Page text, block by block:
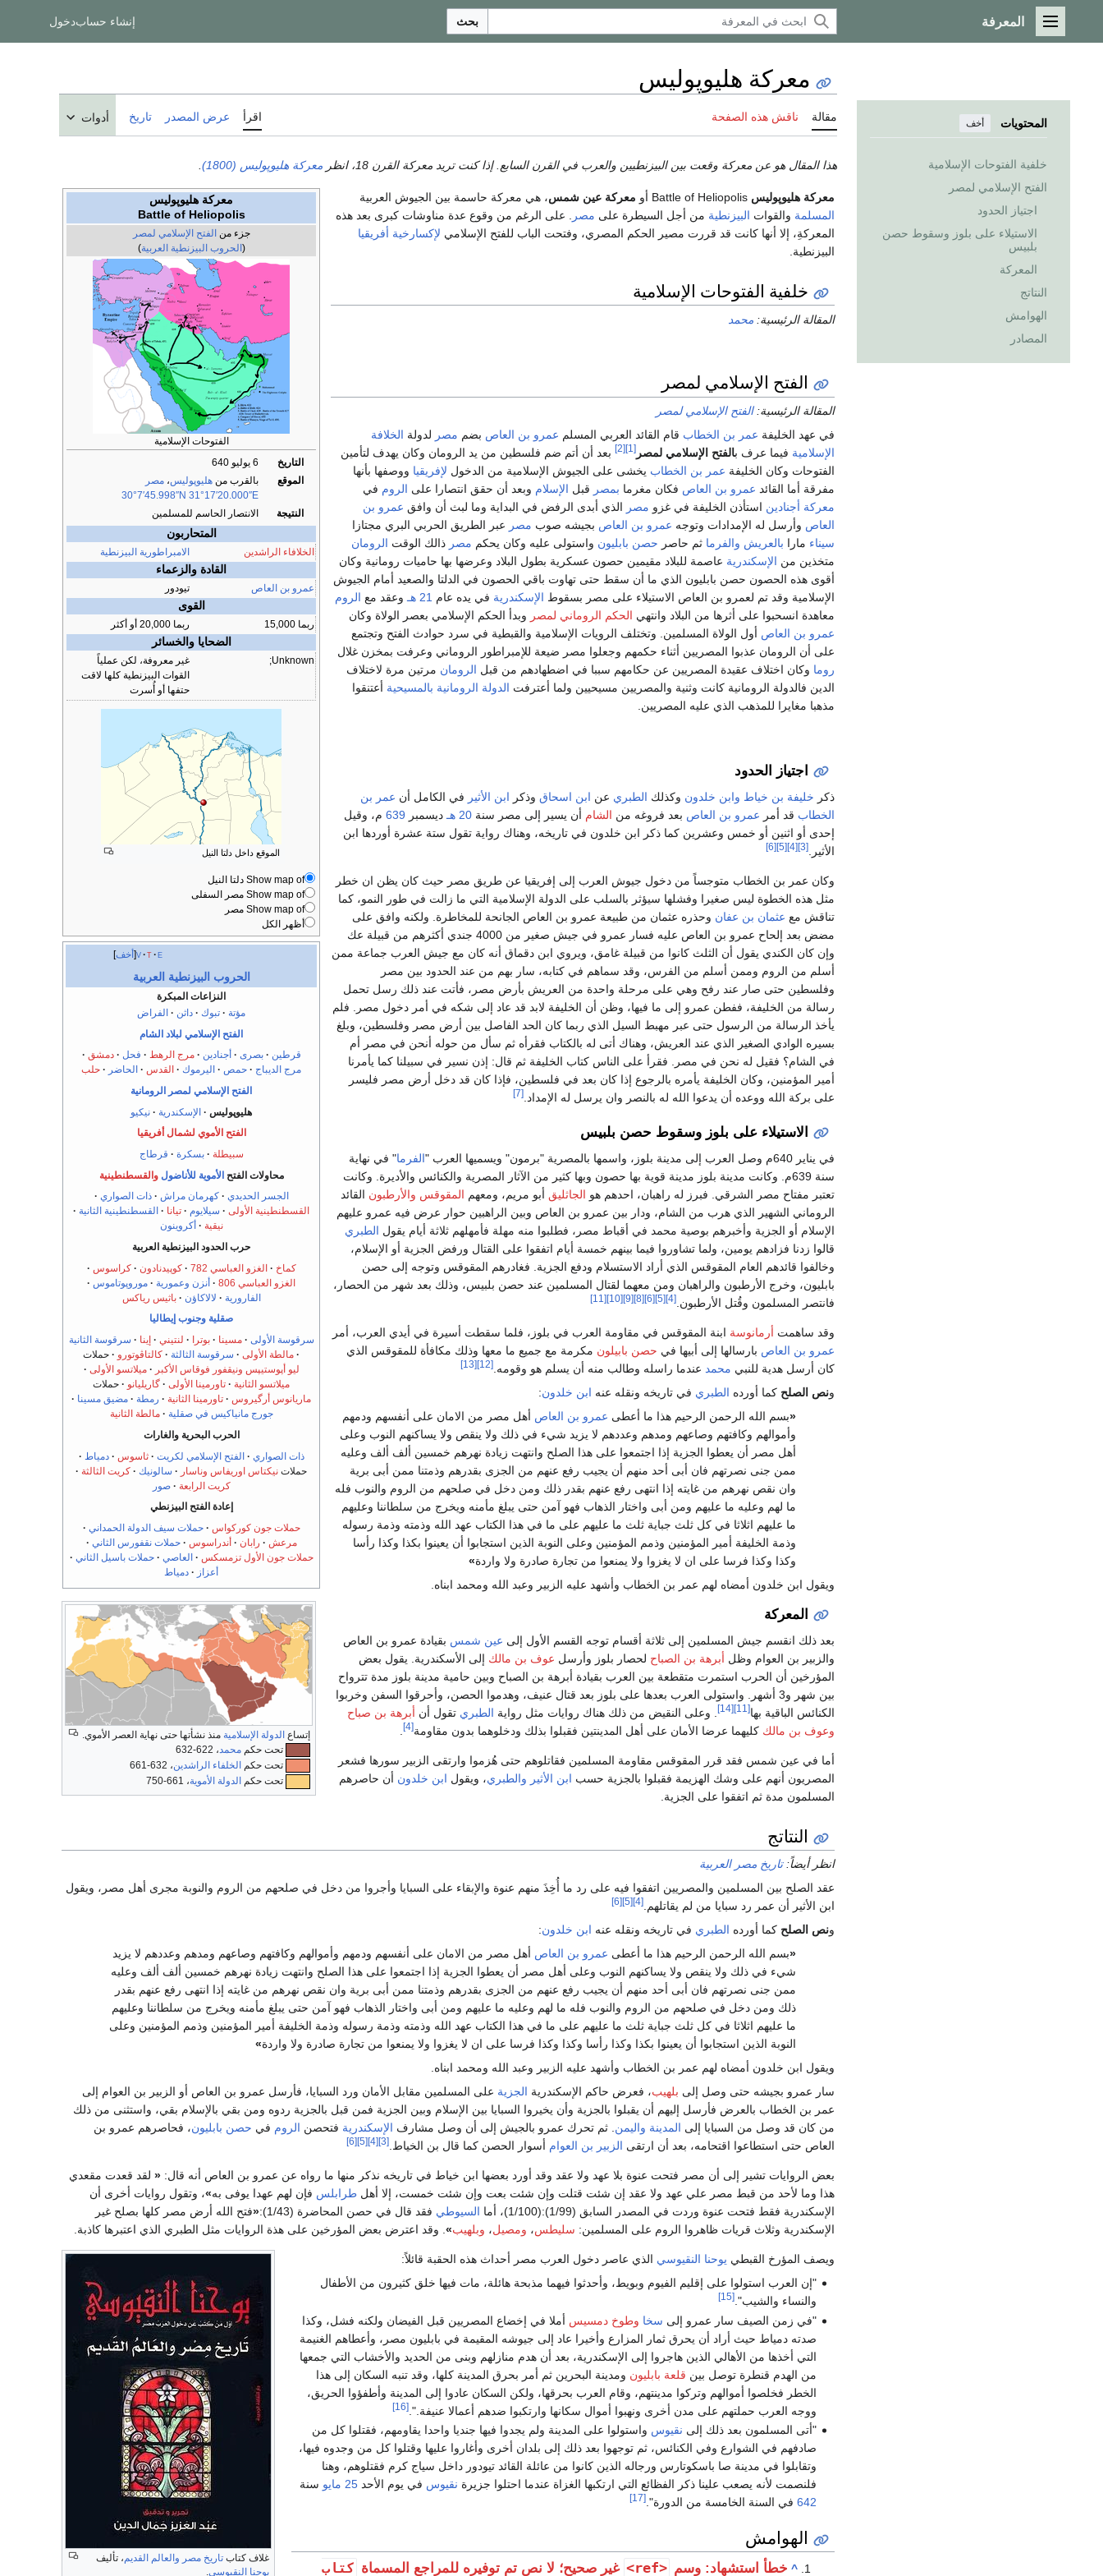
القائمة الرئيسية
المعرفة بحث إنشاء حسابدخول
المحتويات أخف
خلفية الفتوحات الإسلامية
الفتح الإسلامي لمصر
اجتياز الحدود
الاستيلاء على بلوز وسقوط حصن
بلبيس
المعركة
النتاتج
الهوامش
المصادر
معركة هليوپوليس
مقالة ناقش هذه الصفحة اقرأ عرض المصدر تاريخ أدوات
هذا المقال هو عن معركة وقعت بين البيزنطيين والعرب في القرن السابع. إذا كنت تريد معركة القرن 18، انظر معركة هليوپوليس (1800)
معركة هليوپوليس
Battle of Heliopolis
جزء من الفتح الإسلامي لمصر
( الحروب البيزنطية العربية)
الفتوحات الإسلامية
التاريخ
6 يوليو 640
الموقع
بالقرب من هليوپوليس، مصر
30°7′45.998″N 31°17′20.000″E
النتيجة
الانتصار الحاسم للمسلمين
المتحاربون
الخلافاء الراشدين الامبراطورية البيزنطية
القادة والزعماء
عمرو بن العاص تيودور
القوى
ربما 15,000 ربما 20,000 أو أكثر
الضحايا والخسائر
Unknown;
غير معروفة، لكن عملياً
القوات البيزنطية كلها لاقت
حتفها أو أُسرت
الموقع داخل دلتا النيل
Show map of دلتا النيل
Show map of مصر السفلى
Show map of مصر
أظهر الكل
أخف v t e
الحروب البيزنطية العربية
النزاعات المبكرة
مؤتة
تبوك داثن
الفراض
الفتح الإسلامي لبلاد الشام
قرطين
بصرى أجنادين مرج الرهط فحل
دمشق
مرج الديباج
حمص اليرموك القدس الحاضر
حلب
الفتح الإسلامي لمصر الرومانية
هليوپوليس
الإسكندرية
نيكيو
الفتح الأموي لشمال أفريقيا
سبيطلة
بسكرة
قرطاج
محاولات الفتحالأموية للأناضول والقسطنطينية
الجسر الحديدي
كهرمان مراش
ذات الصواري
القسطنطينية الأولى
سيلايوم تيانا
القسطنطينية الثانية
نيقية
أكروينون
حرب الحدود البيزنطية العربية
كماخ
الغزو العباسي 782 كوپيدنادون
كراسوس
الغزو العباسي 806
أنزن وعمورية
موروپوتاموس
الفارورية
لالاكاؤن
باثيس رياكس
صقلية وجنوب إيطاليا
سرقوسة الأولى
مسينا بوترا لنتيني إينا
سرقوسة الثانية
مالطة الأولى
سرقوسة الثالثة كالتاڤوتورو
حملات
ليو أپوستيپس ونيقفور فوقاس الأكبر
ميلاتسو الأولى
ميلاتسو الثانية
تاورمينا الأولى گاريليانو
حملات
ماريانوس أرگيروس
تاورمينا الثانية رمطة
مضيق مسينا
جورج مانياكيس في صقلية
مالطة الثانية
الحرب البحرية والغارات
ذات الصواري
الفتح الإسلامي لكريت ثاسوس
دمياط
حملات نيكتاس اوريفاس وناسار سالونيك
كريت الثالثة
كريت الرابعة
صور
إعادة الفتح البيزنطي
حملات جون كوركواس
حملات سيف الدولة الحمداني
مرعش
رابان أندراسوس
حملات نقفورس الثاني
حملات جون الأول تزمسكس
العاصي
حملات باسيل الثاني
أعزاز
دمياط
معركة هليوپوليس معركة عين شمس، هي معركة حاسمة بين الجيوش العربية
المسلمة والقوات البيزنطية من أجل السيطرة على مصر
. على الرغم من وقوع عدة مناوشات كبرى بعد هذه
المعركةِ، إلا أنها كانت قد قررت مصير الحكم المصري، وفتحت الباب للفتح الإسلامي لإكسارخية أفريقيا
البيزنطية.
خلفية الفتوحات الإسلامية
المقالة الرئيسية: محمد
الفتح الإسلامي لمصر
المقالة الرئيسية:الفتح الإسلامي لمصر
في عهد الخليفة عمر بن الخطاب قام القائد العربي المسلم عمرو بن العاص بضم مصر لدولة الخلافة
الإسلامية فيما عرف بالفتح الإسلامي لمصر [1]
[2]
بعد أن أتم ضم فلسطين من يد الرومان وكان يهدف لتأمين
الفتوحات وكان الخليفة عمر بن الخطاب يخشى على الجيوش الإسلامية من الدخول لإفريقيا ووصفها بأنها
مفرقة أما القائد عمرو بن العاص فكان مغرما بمصر قبل الإسلام وبعد أن حقق انتصارا على الروم في
معركة أجنادين استأذن الخليفة في غزو مصر الذي أبدى الرفض في البداية وما لبث أن وافق عمرو بن
العاص وأرسل له الإمدادات وتوجه عمرو بن العاص بجيشه صوب مصر عبر الطريق الحربي البري مجتازا
سيناء مارا بالعريش والفرما ثم حاصر حصن بابليون واستولى عليه وكان يحكم مصر ذالك الوقت الرومان
متخذين من الإسكندرية عاصمة للبلاد مقيمين حصون عسكرية بطول البلاد وعرضها بها حاميات رومانية وكان
أقوى هذه الحصون حصن بابليون الذي ما أن سقط حتى تهاوت باقي الحصون في الدلتا والصعيد أمام الجيوش
الإسلامية وقد تم لعمرو بن العاص الاستيلاء على مصر بسقوط الإسكندرية في يده عام 21 هـ وعقد مع الروم
معاهدة انسحبوا على أثرها من البلاد وانتهي الحكم الروماني لمصر وبدأ الحكم الإسلامي بعصر الولاة وكان
عمرو بن العاص أول الولاة المسلمين. وتختلف الرويات الإسلامية والقبطية في سرد حوادث الفتح وتجتمع
على أن الرومان عذبوا المصريين أثناء حكمهم وجعلوا مصر ضيعة للإمبراطور الروماني وعرفت بمخزن غلال
روما وكان اختلاف عقيدة المصريين عن حكامهم سببا في اضطهادهم من قبل الرومان مرتين مرة لاختلاف
الدين فالدولة الرومانية كانت وثنية والمصريين مسيحيين ولما أعترفت الدولة الرومانية بالمسيحية أعتنقوا
مذهبا مغايرا للمذهب الذي عليه المصريين.
إتساع الدولة الإسلامية منذ نشأتها حتى نهاية العصر الأموي.
تحت حكم محمد ، 622-632
تحت حكم الخلفاء الراشدين، 632-661
تحت حكم الدولة الأموية، 661-750
اجتياز الحدود
ذكر خليفة بن خياط وابن خلدون وكذلك الطبري عن ابن اسحاق وذكر ابن الأثير في الكامل أن عمر بن
الخطاب قد أمر عمرو بن العاص بعد فروغه من الشام أن يسير إلى مصر سنة 20 هـ ديسمبر 639 م، وقيل
إحدى أو اثنين أو خمس وعشرين كما ذكر ابن خلدون في تاريخه، وهناك رواية تقول ستة عشرة أوردها ابن
الأثير.
[3]
[4]
[5]
[6]
وكان عمر بن الخطاب متوجساً من دخول جيوش العرب إلى إفريقيا عن طريق مصر حيث كان يظن ان خطر
مثل هذه الخطوة ليس صغيرا وفشلها سيؤثر بالسلب على الدولة الإسلامية التي ما زالت في طور النمو، كما
تناقش مع عثمان بن عفان وحذره عثمان من طبيعة عمرو بن العاص الجانحة للمخاطرة. ولكنه وافق على
مضض بعد إلحاح عمرو بن العاص عليه فسار عمرو في جيش صغير من 4000 جندي أكثرهم من قبيلة عك
وإن كان الكندي يقول أن الثلث كانوا من قبيلة غامق، ويروي ابن دقماق أنه كان مع جيش العرب جماعة ممن
أسلم من الروم وممن أسلم من الفرس، وقد سماهم في كتابه، سار بهم من عند الحدود بين مصر
وفلسطين حتى صار عند رفح وهي على مرحلة واحدة من العريش بأرض مصر، فأتت عند ذلك رسل تحمل
رسالة من الخليفة، ففطن عمرو إلى ما فيها، وظن أن الخليفة لابد قد عاد إلى شكه في أمر دخول مصر. فلم
يأخذ الرسالة من الرسول حتى عبر مهبط السيل الذي ربما كان الحد الفاصل بين أرض مصر وفلسطين، وبلغ
بسيره الوادي الصغير الذي عند العريش، وهناك أتى له بالكتاب فقرأه ثم سأل من حوله أنحن في مصر أم
في الشام؟ فقيل له نحن في مصر. فقرأ على الناس كتاب الخليفة ثم قال: إذن نسير في سبيلنا كما يأمرنا
أمير المؤمنين، وكان الخليفة يأمره بالرجوع إذا كان بعد في فلسطين، فإذا كان قد دخل أرض مصر فليسر
على بركة الله ووعده أن يدعوا الله له بالنصر وان يرسل له الإمداد. [7]
الاستيلاء على بلوز وسقوط حصن بلبيس
في يناير 640م وصل العرب إلى مدينة بلوز، واسمها بالمصرية "برمون" ويسميها العرب " الفرما" في نهاية
سنة 639م. وكانت مدينة بلوز مدينة قوية بها حصون وبها كثير من الآثار المصرية والكنائس والأديرة. وكانت
تعتبر مفتاح مصر الشرقي. فبرز له راهبان، احدهم هو الجاثليق أبو مريم، ومعهم المقوقس والأرطبون القائد
الروماني الشهير الذي هرب من الشام، ودار بين عمرو بن العاص وبين الراهبين حوار عرض فيه عمرو عليهم
الإسلام أو الجزية وأخبرهم بوصية محمد في أقباط مصر، فطلبوا منه مهلة فأمهلهم ثلاثة أيام يقول الطبري
قالوا زدنا فزادهم يومين، ولما تشاوروا فيما بينهم خمسة أيام اتفقوا على القتال ورفض الجزية أو الإسلام،
وخالفوا قائدهم العام المقوقس الذي أراد الاستسلام ودفع الجزية. فغادرهم المقوقس وتوجه إلى حصن
بابليون، وخرج الأرطبون والراهبان ومن معهما لقتال المسلمين عند حصن بلبيس، وذلك بعد شهر من الحصار،
فانتصر المسلمون وقُتل الأرطبون.[4]
[5]
[6]
[8]
[9]
[10]
[11]
وقد ساهمت أرمانوسة ابنة المقوقس في مقاومة العرب في بلوز، فلما سقطت أسيرة في أيدي العرب، أمر
عمرو بن العاص بارسالها إلى أبيها في حصن بابيلون مكرمة مع جميع ما معها وذلك مكافأة للمقوقس الذي
كان أرسل هدية للنبي محمد عندما راسله وطالب منه أن يسلم هو وقومه.[12]
[13]
ونص الصلح كما أورده الطبري في تاريخه ونقله عنه ابن خلدون:
«بسم الله الرحمن الرحيم هذا ما أعطى عمرو بن العاص أهل مصر من الامان على أنفسهم ودمهم
وأموالهم وكافتهم وصاعهم ومدهم وعددهم لا يزيد شيء في ذلك ولا ينقص ولا يساكنهم النوب وعلى
أهل مصر أن يعطوا الجزية إذا اجتمعوا على هذا الصلح وانتهت زيادة نهرهم خمسين ألف ألف وعليه
ممن جنى نصرتهم فان أبى أحد منهم أن يجيب رفع عنهم من الجزى بقدرهم وذمتنا ممن أبى برية
وان نقص نهرهم من غايته إذا انتهى رفع عنهم بقدر ذلك ومن دخل في صلحهم من الروم والنوب فله
ما لهم وعليه ما عليهم ومن أبى واختار الذهاب فهو آمن حتى يبلغ مأمنه ويخرج من سلطاننا وعليهم
ما عليهم اثلاثا في كل ثلث جباية ثلث ما عليهم على ما في هذا الكتاب عهد الله وذمته وذمة رسوله
وذمة الخليفة أمير المؤمنين وذمم المؤمنين وعلى النوبة الذين استجابوا أن يعينوا بكذا وكذا رأسا
وكذا وكذا فرسا على ان لا يغزوا ولا يمنعوا من تجارة صادرة ولا واردة»
ويقول ابن خلدون أمضاه لهم عمر بن الخطاب وأشهد عليه الزبير وعبد الله ومحمد ابناه.
المعركة
بعد ذلك انقسم جيش المسلمين إلى ثلاثة أقسام توجه القسم الأول إلى عين شمس بقيادة عمرو بن العاص
والزبير بن العوام وظل أبرهة بن الصباح لحصار بلوز وأرسل عوف بن مالك إلى الأسكندرية. يقول بعض
المؤرخين أن الحرب استمرت متقطعة بين العرب بقيادة أبرهة بن الصباح وبين حامية مدينة بلوز مدة تترواح
بين شهر و3 أشهر. واستولى العرب بعدها على بلوز بعد قتال عنيف، وهدموا الحصن، وأحرقوا السفن وخربوا
الكنائس الباقية بها[11]
[14] . وعلى النقيض من ذلك هناك روايات مثل رواية الطبري تقول أن أبرهة بن صباح
وعوف بن مالك كليهما عرضا الأمان على أهل المدينتين فقبلوا بذلك ودخلوهما بدون مقاومة[4]
أما في عين شمس فقد قرر المقوقس مقاومة المسلمين فقاتلوهم حتى هُزموا وارتقى الزبير سورها فشعر
المصريون أنهم على وشك الهزيمة فقبلوا بالجزية حسب ابن الأثير والطبري، ويقول ابن خلدون أن حاصرهم
المسلمون مدة ثم اتفقوا على الجزية.
النتاتج
انظر أيضاً:تاريخ مصر العربية
عقد الصلح بين المسلمين والمصريين اتفقوا فيه على رد ما أُخِذَ منهم عنوة والإبقاء على السبايا وأجروا من دخل في صلحهم من الروم والنوبة مجرى أهل مصر، ويقول
ابن الأثير أن عمر رد سبايا من لم يقاتلهم.[4]
[5]
[6]
ونص الصلح كما أورده الطبري في تاريخه ونقله عنه ابن خلدون:
«بسم الله الرحمن الرحيم هذا ما أعطى عمرو بن العاص أهل مصر من الامان على أنفسهم ودمهم وأموالهم وكافتهم وصاعهم ومدهم وعددهم لا يزيد
شيء في ذلك ولا ينقص ولا يساكنهم النوب وعلى أهل مصر أن يعطوا الجزية إذا اجتمعوا على هذا الصلح وانتهت زيادة نهرهم خمسين ألف ألف وعليه
ممن جنى نصرتهم فان أبى أحد منهم أن يجيب رفع عنهم من الجزى بقدرهم وذمتنا ممن أبى برية وان نقص نهرهم من غايته إذا انتهى رفع عنهم بقدر
ذلك ومن دخل في صلحهم من الروم والنوب فله ما لهم وعليه ما عليهم ومن أبى واختار الذهاب فهو آمن حتى يبلغ مأمنه ويخرج من سلطاننا وعليهم
ما عليهم اثلاثا في كل ثلث جباية ثلث ما عليهم على ما في هذا الكتاب عهد الله وذمته وذمة رسوله وذمة الخليفة أمير المؤمنين وذمم المؤمنين وعلى
النوبة الذين استجابوا أن يعينوا بكذا وكذا رأسا وكذا وكذا فرسا على ان لا يغزوا ولا يمنعوا من تجارة صادرة ولا واردة»
ويقول ابن خلدون أمضاه لهم عمر بن الخطاب وأشهد عليه الزبير وعبد الله ومحمد ابناه.
سار عمرو بجيشه حتى وصل إلى بلهيب، فعرض حاكم الإسكندرية الجزية على المسلمين مقابل الأمان ورد السبايا، فأرسل عمرو بن العاص أو الزبير بن العوام إلى
عمر بن الخطاب بالعرض فأرسل إليهم أن يقبلوا بالجزية وأن يخيروا السبايا بين الإسلام وبين الجزية فمن قبل بالجزية ردوه ومن بقي بالإسلام بقي، واستثنى من ذلك
من كان قد وصل من السبايا إلى المدينة واليمن. ثم تحرك عمرو بالجيش إلى أن وصل مشارف الإسكندرية فتحصن الروم في حصن بابليون، فحاصرهم عمرو بن
العاص حتى استطاعوا اقتحامه، بعد أن ارتقى الزبير بن العوام أسوار الحصن كما قال بن الخياط.[3]
[4]
[5]
[6]
بعض الروايات تشير إلى أن مصر فتحت عنوة بلا عهد ولا عقد وقد أورد بعضها ابن خياط في تاريخه نذكر منها ما رواه عن عمرو بن العاص أنه قال: « لقد قعدت مقعدي
هذا وما لأحد من قبط مصر علي عهد ولا عقد إن شئت قتلت وإن شئت بعت وإن شئت خمست، إلا أهل طرابلس فإن لهم عهدا يوفى به»، وتقول روايات أخرى أن
الإسكندرية فقط فتحت عنوة وردت في المصدر السابق (1/99):(1/100)، أما
السيوطي فقد قال في حصن المحاضرة (1/43): «فتح الله أرض مصر كلها بصلح غير
الإسكندرية وثلاث قريات ظاهروا الروم على المسلمين: سليطس، ومصيل، وبلهيب». وقد اعترض بعض المؤرخين على هذة الروايات مثل الطبري الذي اعتبرها كاذبة.
غلاف كتاب تاريخ مصر والعالم القديم، تأليف
يوحنا النقيوسي.
ويصف المؤرخ القبطي يوحنا النقيوسي الذي عاصر دخول العرب مصر أحداث هذه الحقبة قائلاً:
"إن العرب استولوا على إقليم الفيوم وبويط، وأحدثوا فيهما مذبحة هائلة، مات فيها خلق كثيرون من الأطفال
والنساء والشيب".[15]
"في زمن الصيف سار عمرو إلى سخا وطوخ دمسيس أملا في إخضاع المصريين قبل الفيضان ولكنه فشل، وكذا
صدته دمياط حيث أراد أن يحرق ثمار المزارع وأخيرا عاد إلى جيوشه المقيمة في بابليون مصر، وأعطاهم الغنيمة
التي أخذها من الأهالي الذين هاجروا إلى الإسكندرية، بعد أن هدم منازلهم وبنى من الحديد والأخشاب التي جمعها
من الهدم قنطرة توصل بين قلعة بابليون ومدينة البحرين ثم أمر بحرق المدينة كلها، وقد تنبه السكان إلى هذا
الخطر فخلصوا أموالهم وتركوا مدينتهم، وقام العرب بحرقها، ولكن السكان عادوا إلى المدينة وأطفؤوا الحريق،
ووجه العرب حملتهم على مدن أخرى ونهبوا أموال سكانها وارتكبوا ضدهم أعمالا عنيفة.".[16]
"أتى المسلمون بعد ذلك إلى نقيوس واستولوا على المدينة ولم يجدوا فيها جنديا واحدا يقاومهم، فقتلوا كل من
صادفهم في الشوارع وفي الكنائس، ثم توجهوا بعد ذلك إلى بلدان أخرى وأغاروا عليها وقتلوا كل من وجدوه فيها،
وتقابلوا في مدينة صا باسكوتارس ورجاله الذين كانوا من عائلة القائد تيودور داخل سياج كرم فقتلوهم، وهنا
فلنصمت لأنه يصعب علينا ذكر الفظائع التي ارتكبها الغزاة عندما احتلوا جزيرة نقيوس في يوم الأحد25 مايو
سنة
642 في السنة الخامسة من الدورة".[17]
الهوامش
^ خطأ استشهاد: وسم <ref> غير صحيح؛ لا نص تم توفيره للمراجع المسماة كتاب